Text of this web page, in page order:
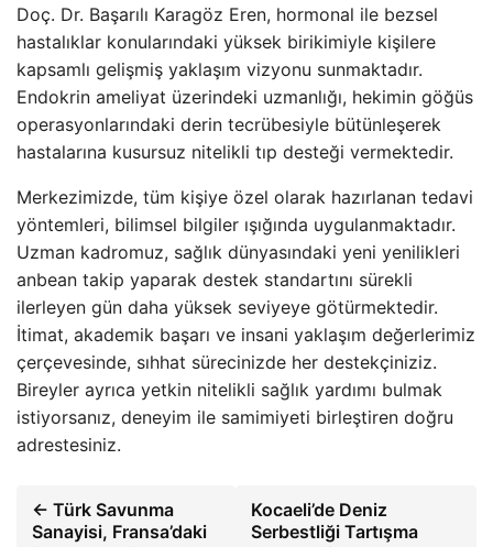
Doç. Dr. Başarılı Karagöz Eren, hormonal ile bezsel
hastalıklar konularındaki yüksek birikimiyle kişilere
kapsamlı gelişmiş yaklaşım vizyonu sunmaktadır.
Endokrin ameliyat üzerindeki uzmanlığı, hekimin göğüs
operasyonlarındaki derin tecrübesiyle bütünleşerek
hastalarına kusursuz nitelikli tıp desteği vermektedir.
Merkezimizde, tüm kişiye özel olarak hazırlanan tedavi
yöntemleri, bilimsel bilgiler ışığında uygulanmaktadır.
Uzman kadromuz, sağlık dünyasındaki yeni yenilikleri
anbean takip yaparak destek standartını sürekli
ilerleyen gün daha yüksek seviyeye götürmektedir.
İtimat, akademik başarı ve insani yaklaşım değerlerimiz
çerçevesinde, sıhhat sürecinizde her destekçiniziz.
Bireyler ayrıca yetkin nitelikli sağlık yardımı bulmak
istiyorsanız, deneyim ile samimiyeti birleştiren doğru
adrestesiniz.
← Türk Savunma
Sanayisi, Fransa’daki
Kocaeli’de Deniz
Serbestliği Tartışma